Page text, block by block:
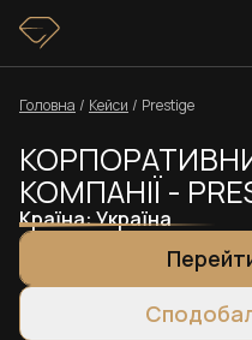
Головна / Кейси / Prestige
КОМПАНІЇ -
Країна:Україна